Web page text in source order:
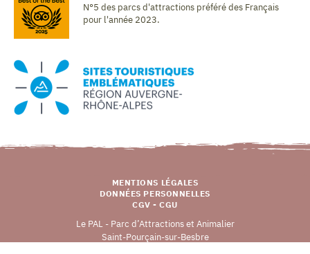
N°5 des parcs d'attractions préféré des Français
pour l'année 2023.
MENTIONS LÉGALES
DONNÉES PERSONNELLES
CGV - CGU
Le PAL - Parc d’Attractions et Animalier
Saint-Pourçain-sur-Besbre